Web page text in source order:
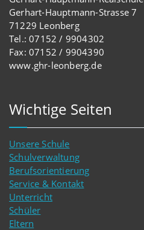
Gerhart-Hauptmann-Strasse 7
71229 Leonberg
Tel.: 07152 / 9904302
Fax: 07152 / 9904390
www.ghr-leonberg.de
Wichtige Seiten
Unsere Schule
Schulverwaltung
Berufsorientierung
Service & Kontakt
Unterricht
Schüler
Eltern